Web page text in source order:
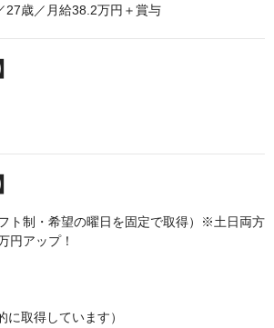
27歳／月給38.2万円＋賞与
ト制・希望の曜日を固定で取得）※土日両方
円アップ！
に取得しています）